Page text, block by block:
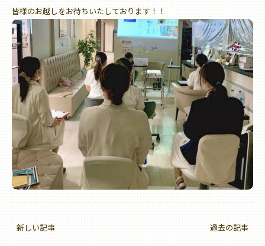
皆様のお越しをお待ちいたしております！！
新しい記事 過去の記事